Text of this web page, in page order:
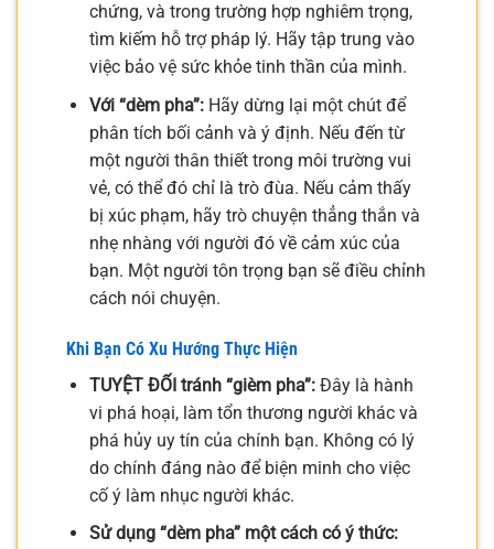
chứng, và trong trường hợp nghiêm trọng,
tìm kiếm hỗ trợ pháp lý. Hãy tập trung vào
việc bảo vệ sức khỏe tinh thần của mình.
Với “dèm pha”:Hãy dừng lại một chút để
phân tích bối cảnh và ý định. Nếu đến từ
một người thân thiết trong môi trường vui
vẻ, có thể đó chỉ là trò đùa. Nếu cảm thấy
bị xúc phạm, hãy trò chuyện thẳng thắn và
nhẹ nhàng với người đó về cảm xúc của
bạn. Một người tôn trọng bạn sẽ điều chỉnh
cách nói chuyện.
Khi Bạn Có Xu Hướng Thực Hiện
TUYỆT ĐỐI tránh “gièm pha”:Đây là hành
vi phá hoại, làm tổn thương người khác và
phá hủy uy tín của chính bạn. Không có lý
do chính đáng nào để biện minh cho việc
cố ý làm nhục người khác.
Sử dụng “dèm pha” một cách có ý thức: